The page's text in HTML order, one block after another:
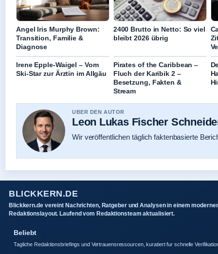
Angel Iris Murphy Brown:
Transition, Familie &
Diagnose
2400 Brutto in Netto: So viel
bleibt 2026 übrig
Irene Epple-Waigel – Vom
Ski-Star zur Ärztin im Allgäu
Pirates of the Caribbean –
Fluch der Karibik 2 –
Besetzung, Fakten &
Stream
UBER DEN AUTOR
Leon Lukas Fischer
Wir veröffentlichen täglich faktenbasierte
BLICKKERN.DE
Blickkern.de vereint Nachrichten, Ratgeber und Analysen in einem
Redaktionslayout. Laufend vom Redaktionsteam aktualisiert.
Beliebt
Tagliche Redaktionsbriefings und Vertrauensressourcen, kuratiert fur schnelle